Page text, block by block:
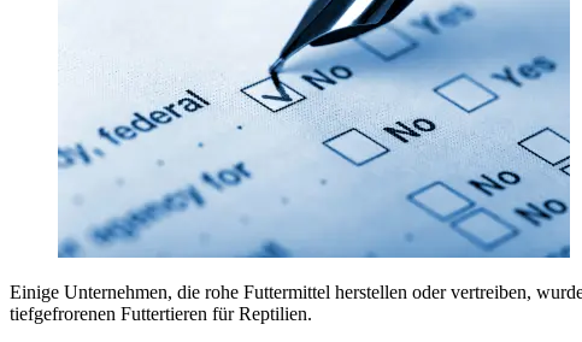
Einige Unternehmen, die rohe Futtermittel herstellen oder vertreiben,
tiefgefrorenen Futtertieren für Reptilien.